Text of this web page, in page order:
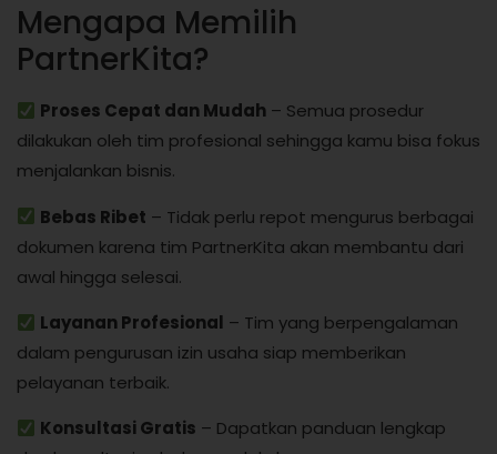
Mengapa Memilih
PartnerKita?
Proses Cepat dan Mudah – Semua prosedur
dilakukan oleh tim profesional sehingga kamu bisa fokus
menjalankan bisnis.
Bebas Ribet – Tidak perlu repot mengurus berbagai
dokumen karena tim PartnerKita akan membantu dari
awal hingga selesai.
Layanan Profesional – Tim yang berpengalaman
dalam pengurusan izin usaha siap memberikan
pelayanan terbaik.
Konsultasi Gratis – Dapatkan panduan lengkap